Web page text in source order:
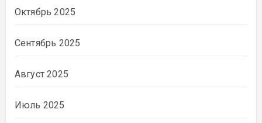
Октябрь 2025
Сентябрь 2025
Август 2025
Июль 2025